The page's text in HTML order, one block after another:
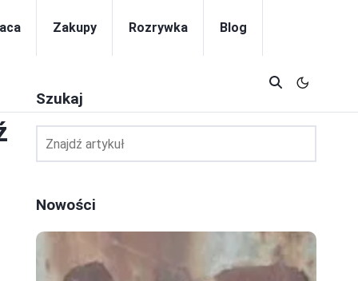
Zakupy Rozrywka Blog
Szukaj
Nowości